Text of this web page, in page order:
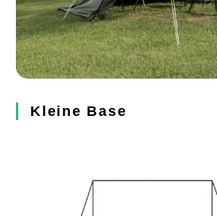
Kleine Base